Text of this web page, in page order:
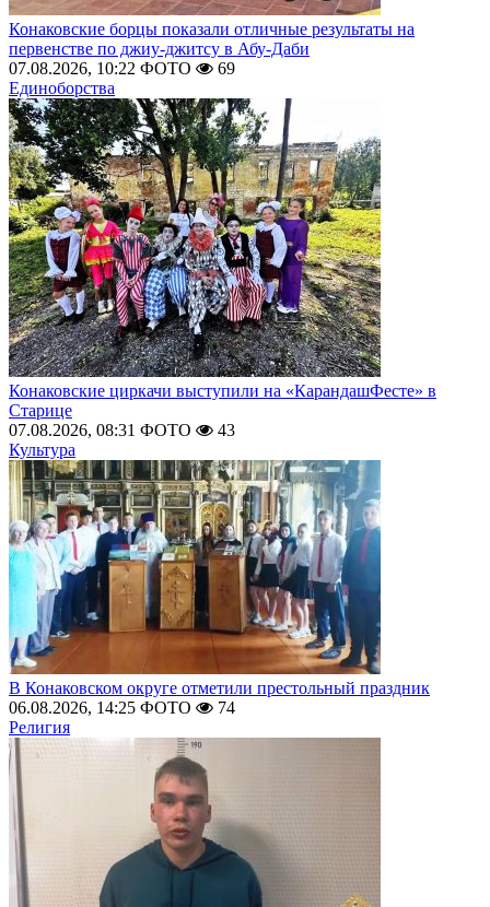
Конаковские борцы показали отличные результаты на
первенстве по джиу-джитсу в Абу-Даби
07.08.2026, 10:22 ФОТО
69
Единоборства
Конаковские циркачи выступили на «КарандашФесте» в
Старице
07.08.2026, 08:31 ФОТО
43
Культура
В Конаковском округе отметили престольный праздник
06.08.2026, 14:25 ФОТО
74
Религия